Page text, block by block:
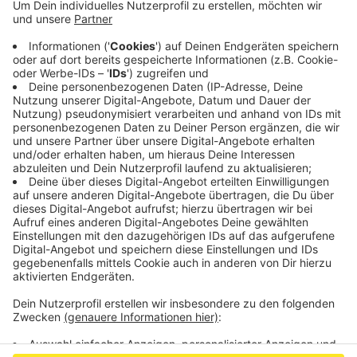
der Aktion teilgenommen und um die 165.000
Tonnen CO2 eingespart.
Im nächsten Jahr will die StädteRegion Aachen
nochmal stärker auf die Aktion Stadtradeln
aufmerksam machen, um so einen Beitrag zur
Mobilitätswende und zum Klimaschutz zu leisten.
Veröffentlicht:Montag, 06.09.2021 09:08
Anzeige
Anzeige